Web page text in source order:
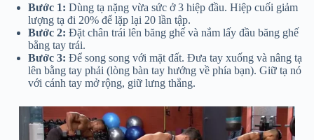
Bước 1: Dùng tạ nặng vừa sức ở 3 hiệp đầu. Hiệp cuối giảm
lượng tạ đi 20% để lặp lại 20 lần tập.
Bước 2: Đặt chân trái lên băng ghế và nắm lấy đầu băng ghế
bằng tay trái.
Bước 3: Để song song với mặt đất. Đưa tay xuống và nâng tạ
lên bằng tay phải (lòng bàn tay hướng về phía bạn). Giữ tạ nó
với cánh tay mở rộng, giữ lưng thẳng.